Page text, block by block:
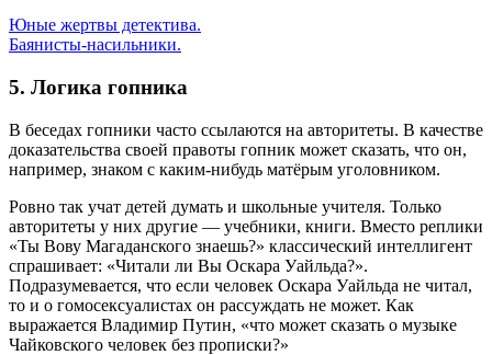
Юные жертвы детектива.
Баянисты-насильники.
5. Логика гопника
В беседах гопники часто ссылаются на авторитеты. В качестве
доказательства своей правоты гопник может сказать, что он,
например, знаком с каким-нибудь матёрым уголовником.
Ровно так учат детей думать и школьные учителя. Только
авторитеты у них другие — учебники, книги. Вместо реплики
«Ты Вову Магаданского знаешь?» классический интеллигент
спрашивает: «Читали ли Вы Оскара Уайльда?».
Подразумевается, что если человек Оскара Уайльда не читал,
то и о гомосексуалистах он рассуждать не может. Как
выражается Владимир Путин, «что может сказать о музыке
Чайковского человек без прописки?»